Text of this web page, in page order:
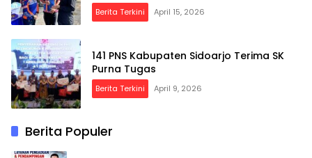
Berita Terkini April 15, 2026
141 PNS Kabupaten Sidoarjo Terima SK
Purna Tugas
Berita Terkini April 9, 2026
Berita Populer